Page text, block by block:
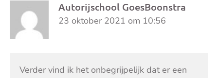
Autorijschool GoesBoonstra
23 oktober 2021 om 10:56
Verder vind ik het onbegrijpelijk dat er een